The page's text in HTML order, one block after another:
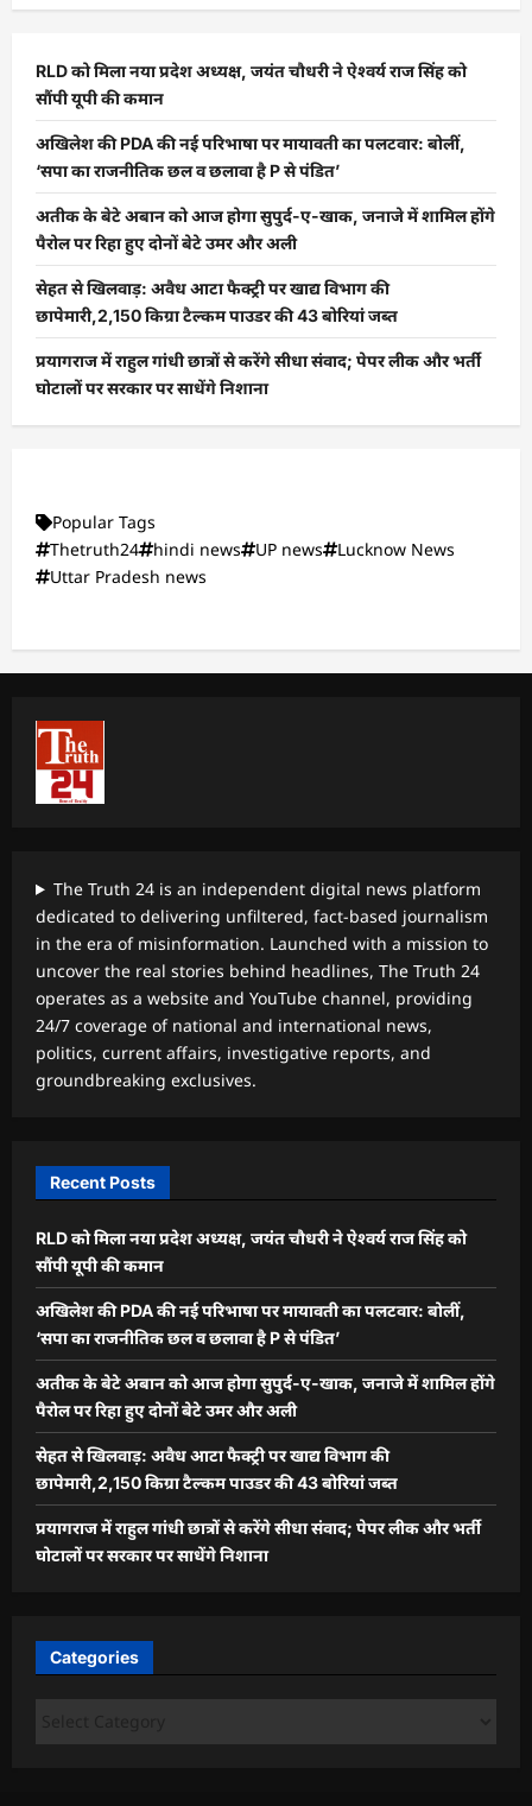
RLD को मिला नया प्रदेश अध्यक्ष, जयंत चौधरी ने ऐश्वर्य राज सिंह को
सौंपी यूपी की कमान
अखिलेश की PDA की नई परिभाषा पर मायावती का पलटवार: बोलीं,
‘सपा का राजनीतिक छल व छलावा है P से पंडित’
अतीक के बेटे अबान को आज होगा सुपुर्द-ए-खाक, जनाजे में शामिल होंगे
पैरोल पर रिहा हुए दोनों बेटे उमर और अली
सेहत से खिलवाड़: अवैध आटा फैक्ट्री पर खाद्य विभाग की
छापेमारी,2,150 किग्रा टैल्कम पाउडर की 43 बोरियां जब्त
प्रयागराज में राहुल गांधी छात्रों से करेंगे सीधा संवाद; पेपर लीक और भर्ती
घोटालों पर सरकार पर साधेंगे निशाना
Popular Tags
Thetruth24
hindi news UP news
Lucknow News
Uttar Pradesh news
The Truth 24 is an independent digital news platform
dedicated to delivering unfiltered, fact-based journalism
in the era of misinformation. Launched with a mission to
uncover the real stories behind headlines, The Truth 24
operates as a website and YouTube channel, providing
24/7 coverage of national and international news,
politics, current affairs, investigative reports, and
groundbreaking exclusives.
Recent Posts
RLD को मिला नया प्रदेश अध्यक्ष, जयंत चौधरी ने ऐश्वर्य राज सिंह को
सौंपी यूपी की कमान
अखिलेश की PDA की नई परिभाषा पर मायावती का पलटवार: बोलीं,
‘सपा का राजनीतिक छल व छलावा है P से पंडित’
अतीक के बेटे अबान को आज होगा सुपुर्द-ए-खाक, जनाजे में शामिल होंगे
पैरोल पर रिहा हुए दोनों बेटे उमर और अली
सेहत से खिलवाड़: अवैध आटा फैक्ट्री पर खाद्य विभाग की
छापेमारी,2,150 किग्रा टैल्कम पाउडर की 43 बोरियां जब्त
प्रयागराज में राहुल गांधी छात्रों से करेंगे सीधा संवाद; पेपर लीक और भर्ती
घोटालों पर सरकार पर साधेंगे निशाना
Categories